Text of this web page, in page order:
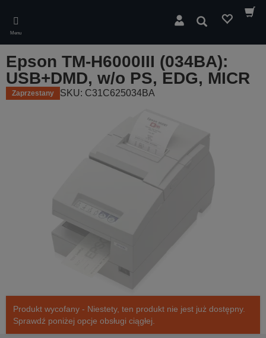
main
content
Menu
Wyszukaj
Epson TM-H6000III (034BA):
USB+DMD, w/o PS, EDG, MICR
Zaprzestany SKU: C31C625034BA
Produkt wycofany - Niestety, ten produkt nie jest już dostępny.
Sprawdź poniżej opcje obsługi ciągłej.